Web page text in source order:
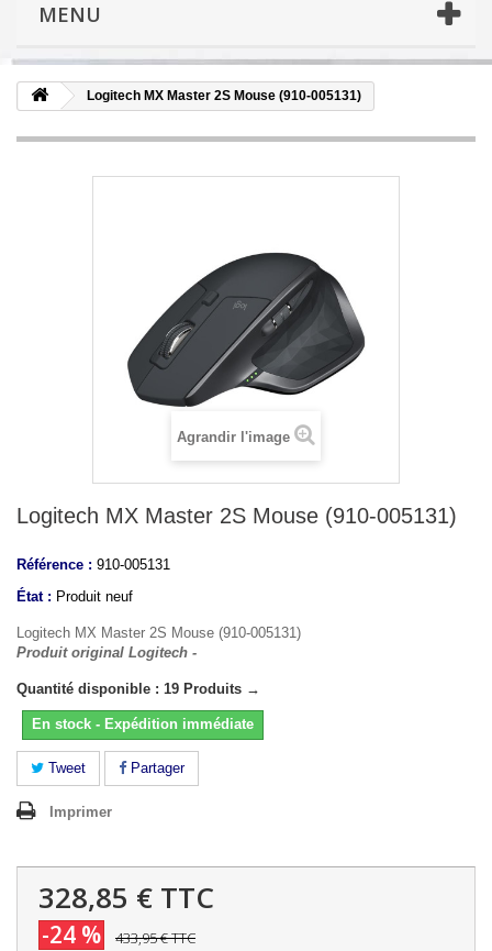
MENU
Logitech MX Master 2S Mouse (910-005131)
Agrandir l'image
Logitech MX Master 2S Mouse (910-005131)
Référence : 910-005131
État : Produit neuf
Logitech MX Master 2S Mouse (910-005131)
Produit original Logitech -
Quantité disponible : 19 Produits →
En stock - Expédition immédiate
Tweet Partager
Imprimer
328,85 € TTC
-24 % 433,95 €TTC